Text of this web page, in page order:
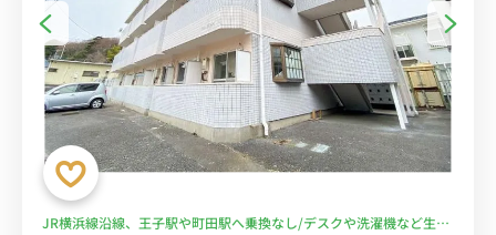
JR横浜線沿線、王子駅や町田駅へ乗換なし/デスクや洗濯機など生活